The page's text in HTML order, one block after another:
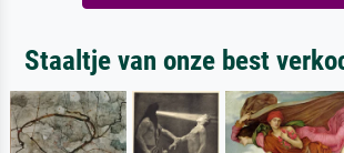
Staaltje van onze best